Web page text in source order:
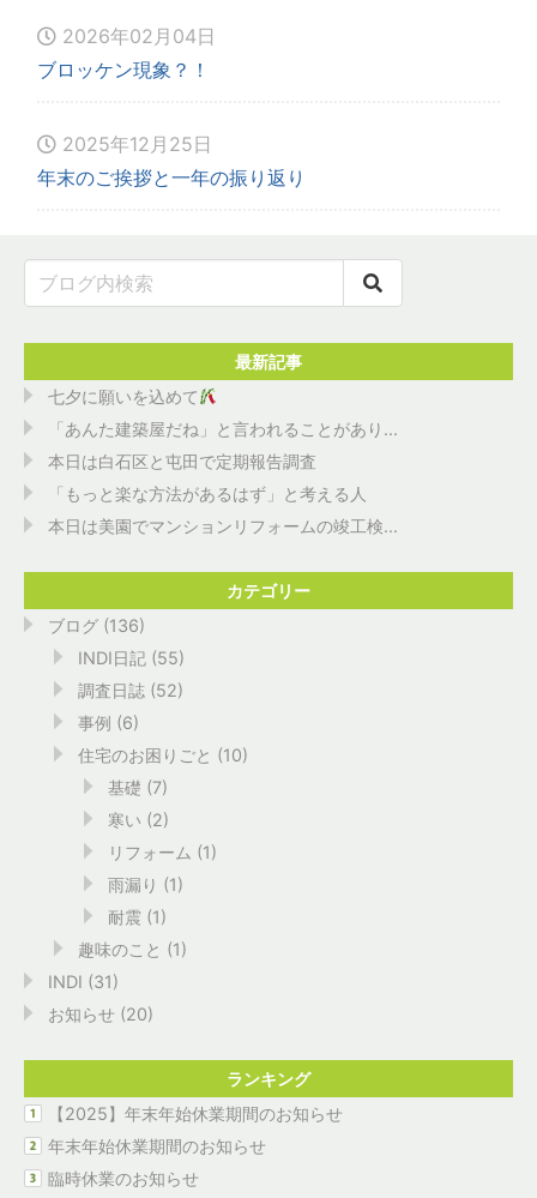
2026年02月04日
ブロッケン現象？！
2025年12月25日
年末のご挨拶と一年の振り返り
最新記事
七夕に願いを込めて
「あんた建築屋だね」と言われることがあり...
本日は白石区と屯田で定期報告調査
「もっと楽な方法があるはず」と考える人
本日は美園でマンションリフォームの竣工検...
カテゴリー
ブログ (136)
INDI日記 (55)
調査日誌 (52)
事例 (6)
住宅のお困りごと (10)
基礎 (7)
寒い (2)
リフォーム (1)
雨漏り (1)
耐震 (1)
趣味のこと (1)
INDI (31)
お知らせ (20)
ランキング
【2025】年末年始休業期間のお知らせ
年末年始休業期間のお知らせ
臨時休業のお知らせ